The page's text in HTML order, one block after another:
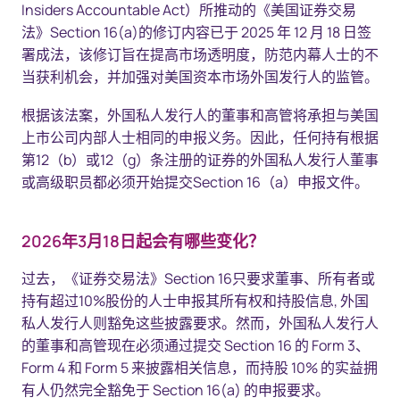
Insiders Accountable Act）所推动的《美国证券交易
法》Section 16(a)的修订内容已于 2025 年 12 月 18 日签
署成法，该修订旨在提高市场透明度，防范内幕人士的不
当获利机会，并加强对美国资本市场外国发行人的监管。
根据该法案，外国私人发行人的董事和高管将承担与美国
上市公司内部人士相同的申报义务。因此，任何持有根据
第12（b）或12（g）条注册的证券的外国私人发行人董事
或高级职员都必须开始提交Section 16（a）申报文件。
2026年3月18日起会有哪些变化？
过去，《证券交易法》Section 16只要求董事、所有者或
持有超过10%股份的人士申报其所有权和持股信息, 外国
私人发行人则豁免这些披露要求。然而，外国私人发行人
的董事和高管现在必须通过提交 Section 16 的 Form 3、
Form 4 和 Form 5 来披露相关信息，而持股 10% 的实益拥
有人仍然完全豁免于 Section 16(a) 的申报要求。